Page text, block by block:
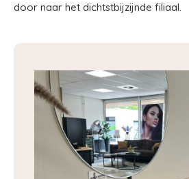
door naar het dichtstbijzijnde filiaal.